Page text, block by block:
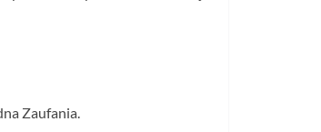
Zaufania.